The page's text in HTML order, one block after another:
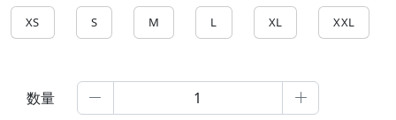
XS S M L XL XXL
数量  